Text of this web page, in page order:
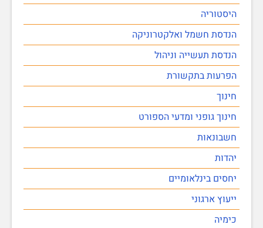
היסטוריה
הנדסת חשמל ואלקטרוניקה
הנדסת תעשייה וניהול
הפרעות בתקשורת
חינוך
חינוך גופני ומדעי הספורט
חשבונאות
יהדות
יחסים בינלאומיים
ייעוץ ארגוני
כימיה